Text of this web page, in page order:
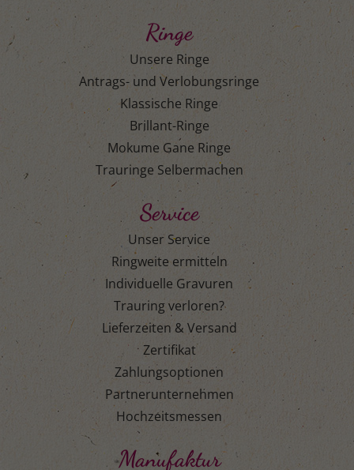
Ringe
Unsere Ringe
Antrags- und Verlobungsringe
Klassische Ringe
Brillant-Ringe
Mokume Gane Ringe
Trauringe Selbermachen
Service
Unser Service
Ringweite ermitteln
Individuelle Gravuren
Trauring verloren?
Lieferzeiten & Versand
Zertifikat
Zahlungsoptionen
Partnerunternehmen
Hochzeitsmessen
Manufaktur